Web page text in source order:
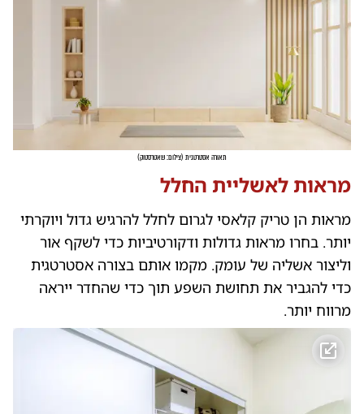
תאורה אסטרטגית (צילום: שאטרסטוק)
מראות לאשליית החלל
מראות הן טריק קלאסי לגרום לחלל להרגיש גדול ויוקרתי
יותר. בחרו מראות גדולות ודקורטיביות כדי לשקף אור
וליצור אשליה של עומק. מקמו אותם בצורה אסטרטגית
כדי להגביר את תחושת השפע תוך כדי שהחדר ייראה
מרווח יותר.